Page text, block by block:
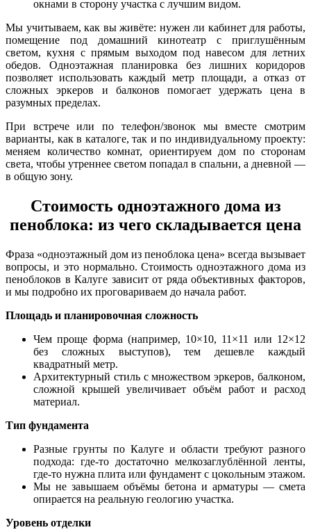
окнами в сторону участка с лучшим видом.
Мы учитываем, как вы живёте: нужен ли кабинет для работы,
помещение под домашний кинотеатр с приглушённым
светом, кухня с прямым выходом под навесом для летних
обедов. Одноэтажная планировка без лишних коридоров
позволяет использовать каждый метр площади, а отказ от
сложных эркеров и балконов помогает удержать цена в
разумных пределах.
При встрече или по телефон/звонок мы вместе смотрим
варианты, как в каталоге, так и по индивидуальному проекту:
меняем количество комнат, ориентируем дом по сторонам
света, чтобы утреннее светом попадал в спальни, а дневной —
в общую зону.
Стоимость одноэтажного дома из
пеноблока: из чего складывается цена
Фраза «одноэтажный дом из пеноблока цена» всегда вызывает
вопросы, и это нормально. Стоимость одноэтажного дома из
пеноблоков в Калуге зависит от ряда объективных факторов,
и мы подробно их проговариваем до начала работ.
Площадь и планировочная сложность
Чем проще форма (например, 10×10, 11×11 или 12×12
без сложных выступов), тем дешевле каждый
квадратный метр.
Архитектурный стиль с множеством эркеров, балконом,
сложной крышей увеличивает объём работ и расход
материал.
Тип фундамента
Разные грунты по Калуге и области требуют разного
подхода: где-то достаточно мелкозаглублённой ленты,
где-то нужна плита или фундамент с цокольным этажом.
Мы не завышаем объёмы бетона и арматуры — смета
опирается на реальную геологию участка.
Уровень отделки